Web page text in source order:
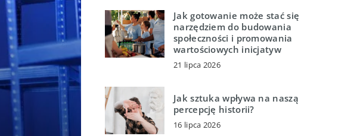
Jak gotowanie może stać się
narzędziem do budowania
społeczności i promowania
wartościowych inicjatyw
21 lipca 2026
Jak sztuka wpływa na naszą
percepcję historii?
16 lipca 2026